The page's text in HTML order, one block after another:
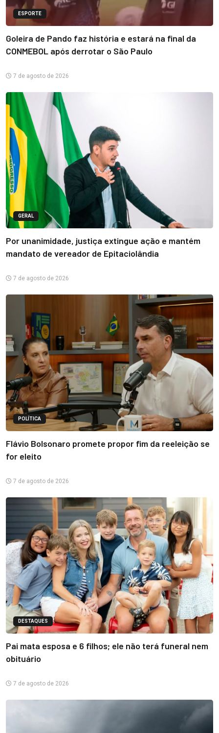
ESPORTE
Goleira de Pando faz história e estará na final da
CONMEBOL após derrotar o São Paulo
7 de agosto de 2026
GERAL
Por unanimidade, justiça extingue ação e mantém
mandato de vereador de Epitaciolândia
7 de agosto de 2026
POLÍTICA
Flávio Bolsonaro promete propor fim da reeleição se
for eleito
7 de agosto de 2026
DESTAQUES
Pai mata esposa e 6 filhos; ele não terá funeral nem
obituário
7 de agosto de 2026